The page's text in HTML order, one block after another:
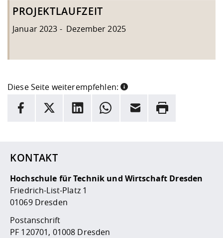
PROJEKTLAUFZEIT
Januar 2023 - Dezember 2025
Diese Seite weiterempfehlen:
INFORMATION
Facebook
X LinkedInWhatsappE-Mail Drucken
KONTAKT
Hochschule für Technik und Wirtschaft Dresden
Friedrich-List-Platz 1
01069 Dresden
Postanschrift
PF 120701, 01008 Dresden